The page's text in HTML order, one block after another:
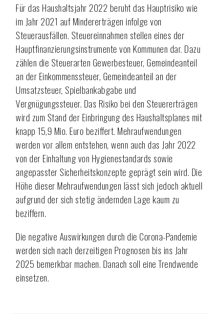
Für das Haushaltsjahr 2022 beruht das Hauptrisiko wie
im Jahr 2021 auf Mindererträgen infolge von
Steuerausfällen. Steuereinnahmen stellen eines der
Hauptfinanzierungsinstrumente von Kommunen dar. Dazu
zählen die Steuerarten Gewerbesteuer, Gemeindeanteil
an der Einkommenssteuer, Gemeindeanteil an der
Umsatzsteuer, Spielbankabgabe und
Vergnügungssteuer. Das Risiko bei den Steuererträgen
wird zum Stand der Einbringung des Haushaltsplanes mit
knapp 15,9 Mio. Euro beziffert. Mehraufwendungen
werden vor allem entstehen, wenn auch das Jahr 2022
von der Einhaltung von Hygienestandards sowie
angepasster Sicherheitskonzepte geprägt sein wird. Die
Höhe dieser Mehraufwendungen lässt sich jedoch aktuell
aufgrund der sich stetig ändernden Lage kaum zu
beziffern.
Die negative Auswirkungen durch die Corona-Pandemie
werden sich nach derzeitigen Prognosen bis ins Jahr
2025 bemerkbar machen. Danach soll eine Trendwende
einsetzen.